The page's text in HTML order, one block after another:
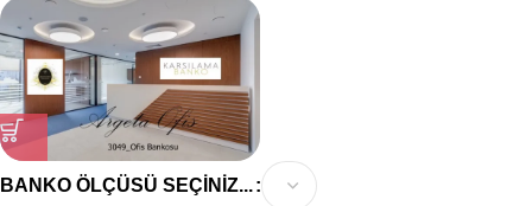
BANKO ÖLÇÜSÜ SEÇINIZ...